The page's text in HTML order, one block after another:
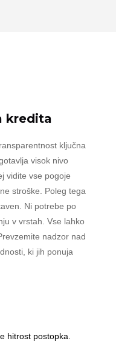
kredita
ključna
visok nivo
vidite vse pogoje
stroške. Poleg tega
Ni potrebe po
v vrstah. Vse lahko
nadzor nad
ki jih ponuja
hitrost postopka.